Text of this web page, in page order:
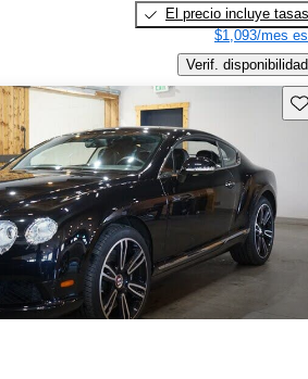
El precio incluye tasas
$1,093/mes
Verif. disponibilidad